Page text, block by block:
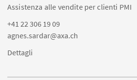
Assistenza alle vendite per clienti PMI
+41 22 306 19 09
agnes.sardar@axa.ch
Dettagli